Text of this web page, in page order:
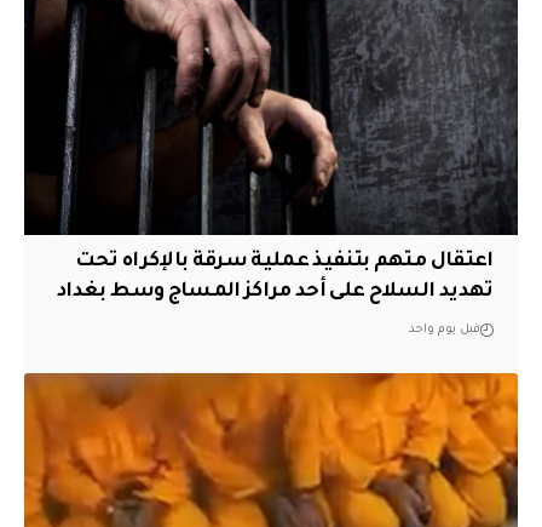
اعتقال متهم بتنفيذ عملية سرقة بالإكراه تحت
تهديد السلاح على أحد مراكز المساج وسط بغداد
قبل يوم واحد